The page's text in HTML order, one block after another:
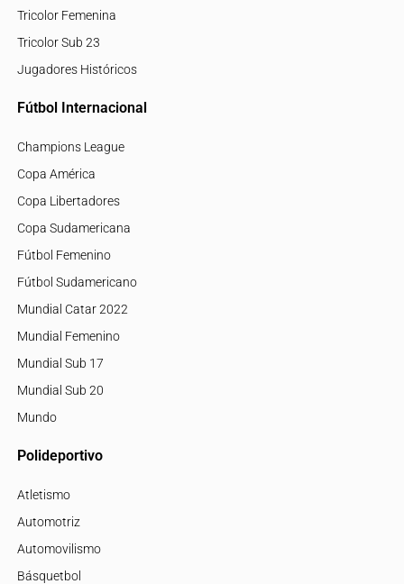
Tricolor Femenina
Tricolor Sub 23
Jugadores Históricos
Fútbol Internacional
Champions League
Copa América
Copa Libertadores
Copa Sudamericana
Fútbol Femenino
Fútbol Sudamericano
Mundial Catar 2022
Mundial Femenino
Mundial Sub 17
Mundial Sub 20
Mundo
Polideportivo
Atletismo
Automotriz
Automovilismo
Básquetbol